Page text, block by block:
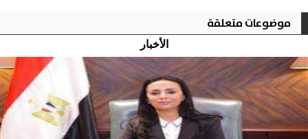
موضوعات متعلقة
الأخبار